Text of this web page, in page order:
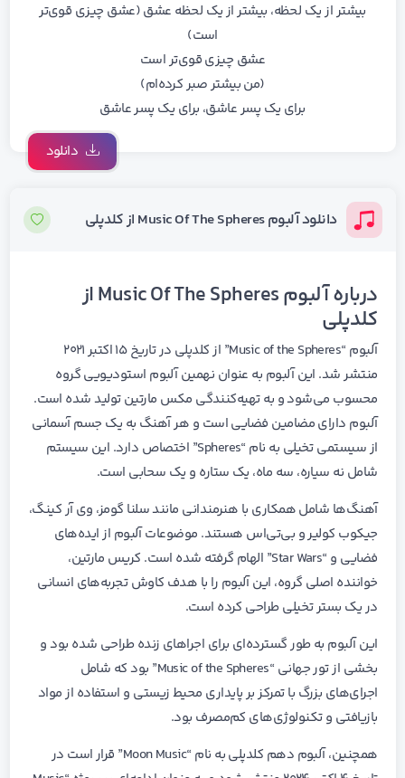
بیشتر از یک لحظه، بیشتر از یک لحظه عشق (عشق چیزی قوی‌تر
است)
عشق چیزی قوی‌تر است
(من بیشتر صبر کرده‌ام)
برای یک پسر عاشق، برای یک پسر عاشق
دانلود
دانلود آلبوم Music Of The Spheres از کلدپلی
درباره آلبوم Music Of The Spheres از
کلدپلی
آلبوم “Music of the Spheres” از کلدپلی در تاریخ ۱۵ اکتبر ۲۰۲۱
منتشر شد. این آلبوم به عنوان نهمین آلبوم استودیویی گروه
محسوب می‌شود و به تهیه‌کنندگی مکس مارتین تولید شده است.
آلبوم دارای مضامین فضایی است و هر آهنگ به یک جسم آسمانی
از سیستمی تخیلی به نام “Spheres” اختصاص دارد. این سیستم
شامل نه سیاره، سه ماه، یک ستاره و یک سحابی است.
آهنگ‌ها شامل همکاری با هنرمندانی مانند سلنا گومز، وی آر کینگ،
جیکوب کولیر و بی‌تی‌اس هستند. موضوعات آلبوم از ایده‌های
فضایی و “Star Wars” الهام گرفته شده است. کریس مارتین،
خواننده اصلی گروه، این آلبوم را با هدف کاوش تجربه‌های انسانی
در یک بستر تخیلی طراحی کرده است.
این آلبوم به طور گسترده‌ای برای اجراهای زنده طراحی شده بود و
بخشی از تور جهانی “Music of the Spheres” بود که شامل
اجرای‌های بزرگ با تمرکز بر پایداری محیط زیستی و استفاده از مواد
بازیافتی و تکنولوژی‌های کم‌مصرف بود.
همچنین، آلبوم دهم کلدپلی به نام “Moon Music” قرار است در